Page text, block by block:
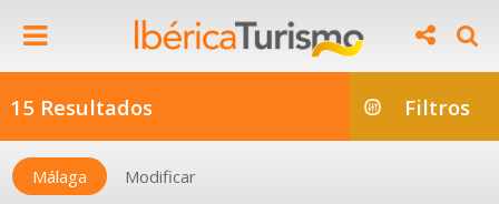
15 Resultados Filtros
Málaga Modificar